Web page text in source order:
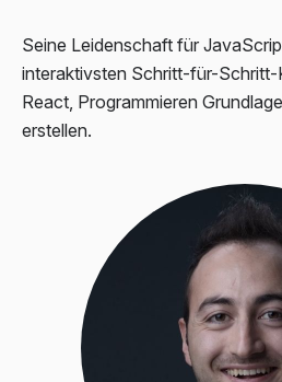
Seine Leidenschaft für
interaktivsten Schritt-für-Schritt-
React Programmieren
erstellen.